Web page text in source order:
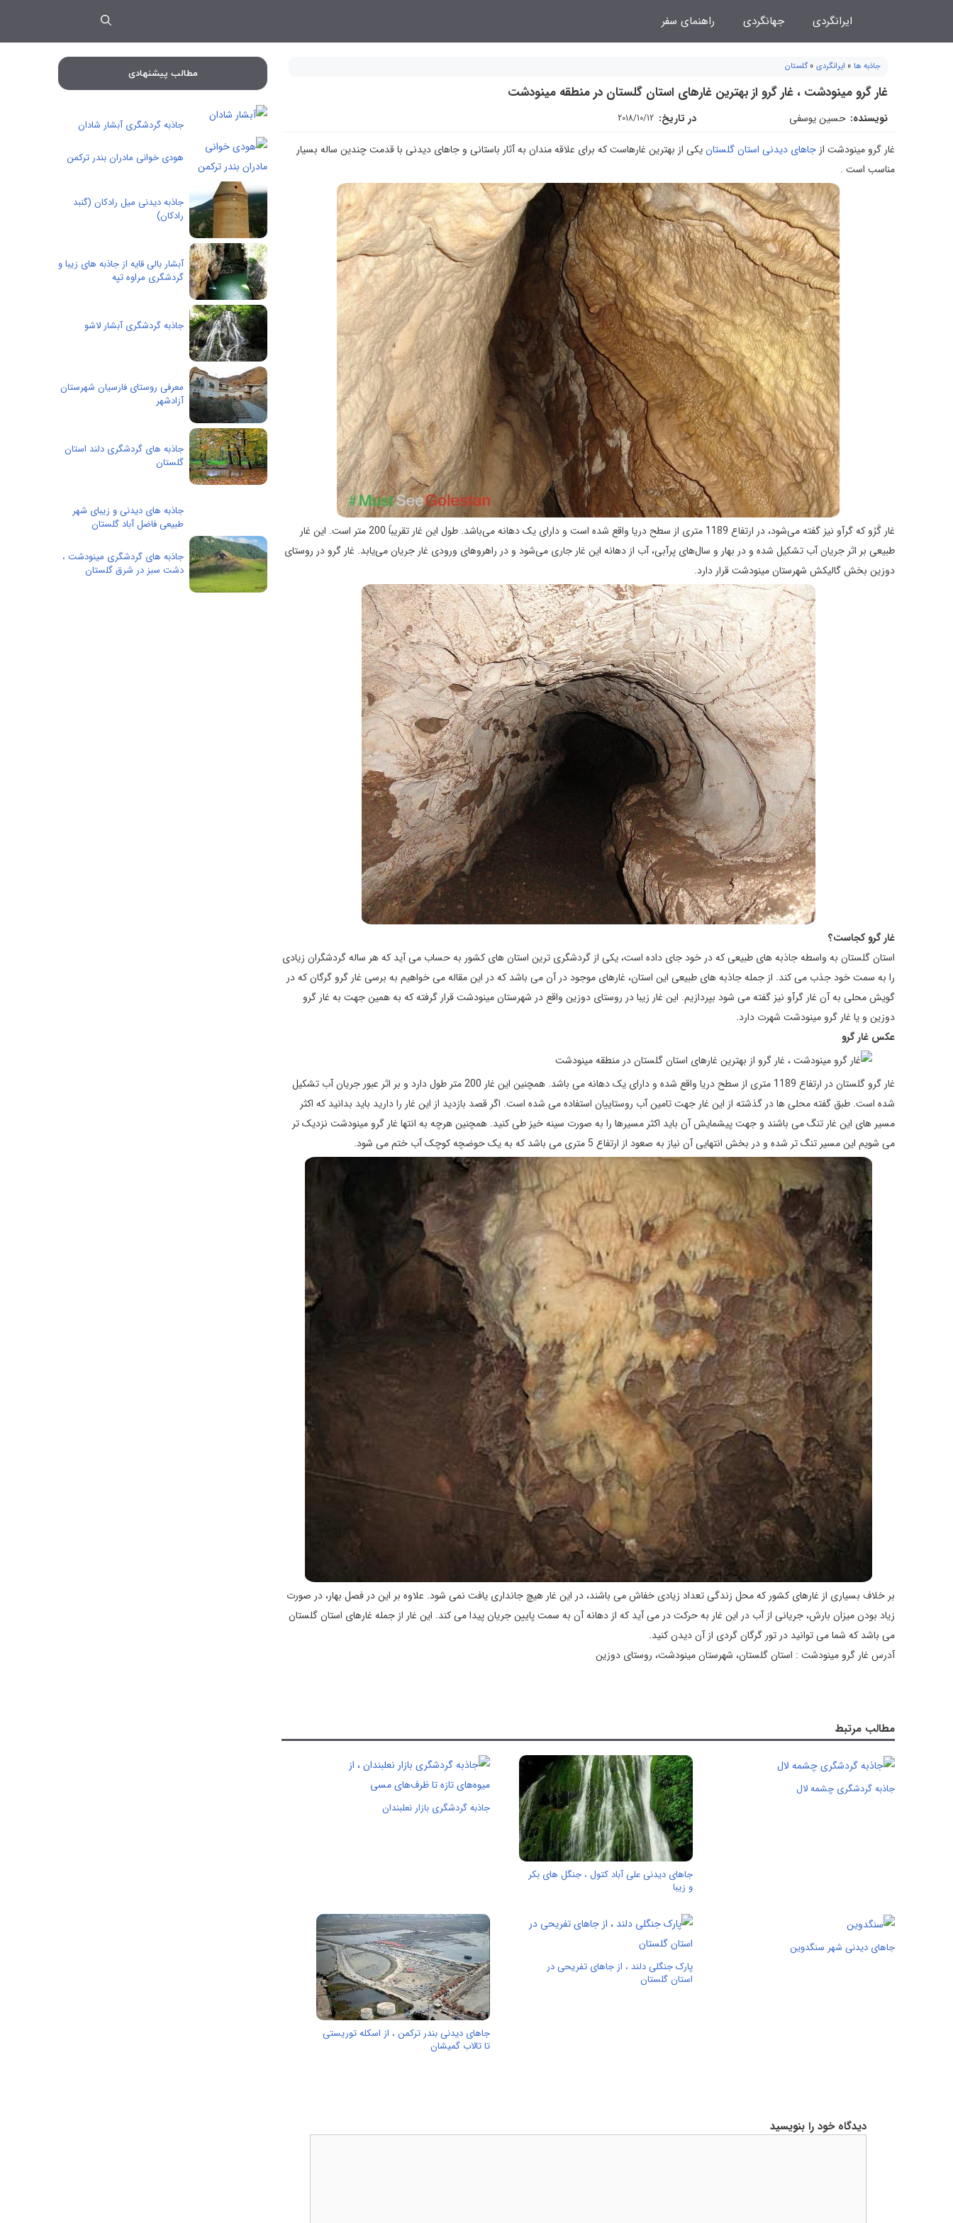
ایرانگردی جهانگردی راهنمای سفر
جاذبه ها » ایرانگردی »گلستان
غار گرو مینودشت ، غار گرو از بهترین غارهای استان گلستان در منطقه مینودشت
نویسنده: حسین یوسفی در تاریخ: 2018/10/12
غار گرو مینودشت از جاهای دیدنی استان گلستانیکی از بهترین غارهاست که برای علاقه مندان به آثار باستانی و جاهای دیدنی با قدمت چندین ساله بسیار
مناسب است .
غار گَرُو که گرآو نیز گفته می‌شود، در ارتفاع 1189 متری از سطح دریا واقع شده است و دارای یک دهانه می‌باشد. طول این غار تقریباً 200 متر است. این غار
طبیعی بر اثر جریان آب تشکیل شده و در بهار و سال‌های پرآبی، آب از دهانه این غار جاری می‌شود و در راهروهای ورودی غار جریان می‌یابد. غار گرو در روستای
دوزین بخش گالیکش شهرستان مینودشت قرار دارد.
غار گرو کجاست؟
استان گلستان به واسطه جاذبه های طبیعی که در خود جای داده است، یکی از گردشگری ترین استان های کشور به حساب می آید که هر ساله گردشگران زیادی
را به سمت خود جذب می کند. از جمله جاذبه های طبیعی این استان، غارهای موجود در آن می باشد که در این مقاله می خواهیم به برسی غار گرو گرگان که در
گویش محلی به آن غار گرآو نیز گفته می شود بپردازیم. این غار زیبا در روستای دوزین واقع در شهرستان مینودشت قرار گرفته که به همین جهت به غار گرو
دوزین و یا غار گرو مینودشت شهرت دارد.
عکس غار گرو
غار گرو گلستان در ارتفاع 1189 متری از سطح دریا واقع شده و دارای یک دهانه می باشد. همچنین این غار 200 متر طول دارد و بر اثر عبور جریان آب تشکیل
شده است. طبق گفته محلی ها در گذشته از این غار جهت تامین آب روستاییان استفاده می شده است. اگر قصد بازدید از این غار را دارید باید بدانید که اکثر
مسیر های این غار تنگ می باشند و جهت پیشمایش آن باید اکثر مسیرها را به صورت سینه خیز طی کنید. همچنین هرچه به انتها غار گرو مینودشت نزدیک تر
می شویم این مسیر تنگ تر شده و در بخش انتهایی آن نیاز به صعود از ارتفاع 5 متری می باشد که به یک حوضچه کوچک آب ختم می شود.
بر خلاف بسیاری از غارهای کشور که محل زندگی تعداد زیادی خفاش می باشند، در این غار هیچ جانداری یافت نمی شود. علاوه بر این در فصل بهار، در صورت
زیاد بودن میزان بارش، جریانی از آب در این غار به حرکت در می آید که از دهانه آن به سمت پایین جریان پیدا می کند. این غار از جمله غارهای استان گلستان
می باشد که شما می توانید در تور گرگان گردی از آن دیدن کنید.
آدرس غار گرو مینودشت : استان گلستان، شهرستان مینودشت، روستای دوزین
مطالب مرتبط
جاذبه گردشگری چشمه لال
جاهای دیدنی علی آباد کتول ، جنگل های بکر
و زیبا
جاذبه گردشگری بازار نعلبندان
جاهای دیدنی شهر سنگدوین
پارک جنگلی دلند ، از جاهای تفریحی در
استان گلستان
جاهای دیدنی بندر ترکمن ، از اسکله توریستی
تا تالاب گمیشان
دیدگاه خود را بنویسید
مطالب پیشنهادی
جاذبه گردشگری آبشار شادان
هودی خوانی مادران بندر ترکمن
جاذبه دیدنی میل رادکان (گنبد
رادکان)
آبشار بالی قایه از جاذبه های زیبا و
گردشگری مراوه تپه
جاذبه گردشگری آبشار لاشو
معرفی روستای فارسیان شهرستان
آزادشهر
جاذبه های گردشگری دلند استان
گلستان
جاذبه های دیدنی و زیبای شهر
طبیعی فاضل آباد گلستان
جاذبه های گردشگری مینودشت ،
دشت سبز در شرق گلستان